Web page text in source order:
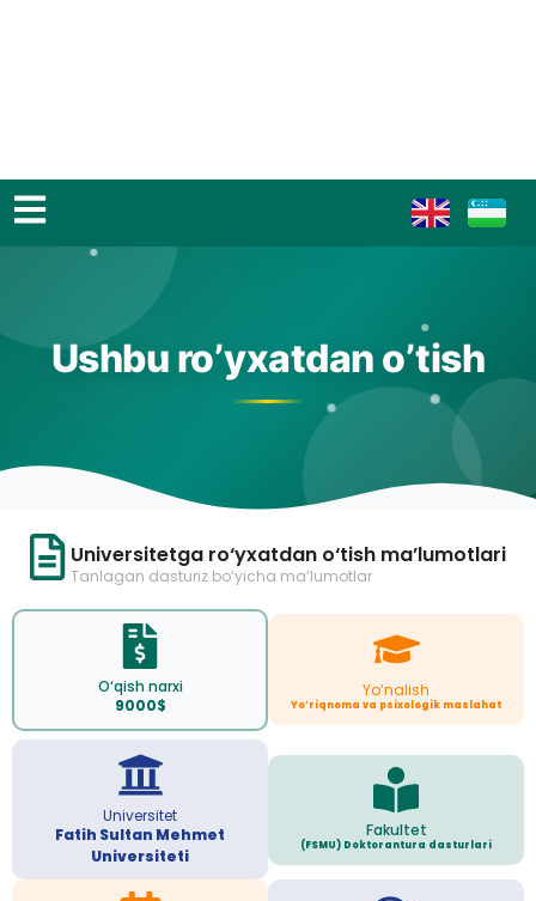
Ushbu ro’yxatdan o’tish
Universitetga ro‘yxatdan o‘tish ma’lumotlari
Tanlagan dasturiz bo‘yicha ma’lumotlar
O‘qish narxi
9000$
Yo‘nalish
Yo’riqnoma va psixologik maslahat
Universitet
Fatih Sultan Mehmet
Universiteti
Fakultet
(FSMU) Doktorantura dasturlari